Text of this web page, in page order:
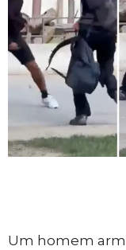
Um homem